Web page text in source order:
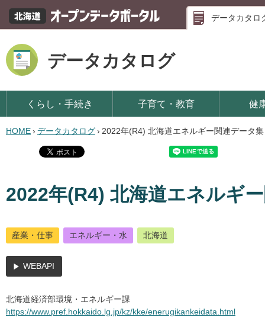
データカタロ
データカタログ
くらし・手続き 子育て・教育 健
HOME› データカタログ› 2022年(R4) 北海道エネルギー関連データ
2022年(R4) 北海道エネルギ
産業・仕事 エネルギー・水 北海道
WEBAPI
北海道経済部環境・エネルギー課
https://www.pref.hokkaido.lg.jp/kz/kke/enerugikankeidata.html